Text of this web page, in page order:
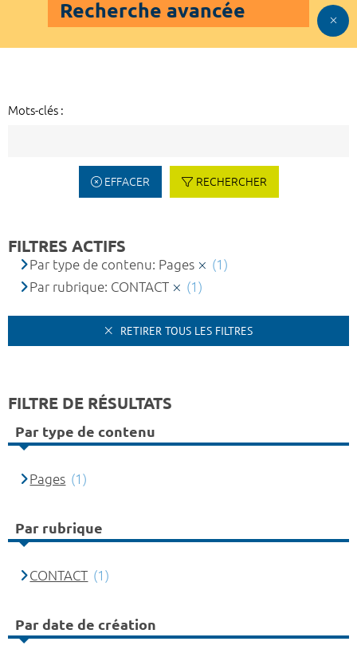
Recherche avancée
Mots-clés :
EFFACER RECHERCHER
FILTRES ACTIFS
Par type de contenu: Pages
(1)
Par rubrique: CONTACT
(1)
RETIRER TOUS LES FILTRES
FILTRE DE RÉSULTATS
Par type de contenu
Pages (1)
Par rubrique
CONTACT (1)
Par date de création